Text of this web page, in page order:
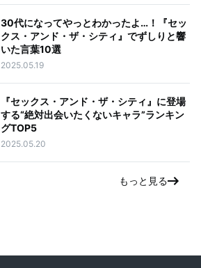
30代になってやっとわかったよ…！『セッ
クス・アンド・ザ・シティ』でずしりと響
いた言葉10選
2025.05.19
『セックス・アンド・ザ・シティ』に登場
する“絶対出会いたくないキャラ”ランキン
グTOP5
2025.05.20
もっと見る